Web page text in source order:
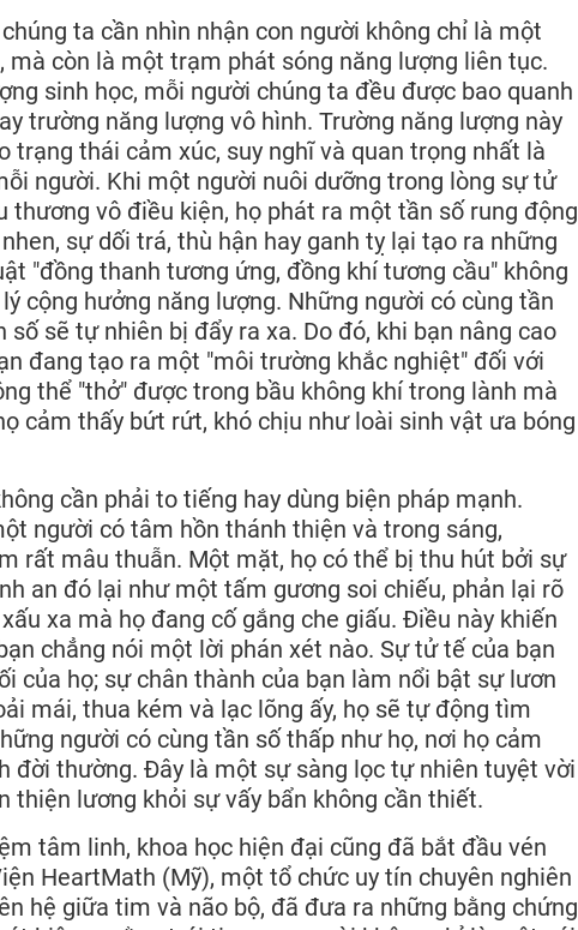
ta cần nhìn nhận con người không chỉ là một
còn là một trạm phát sóng năng lượng liên tục.
sinh học, mỗi người chúng ta đều được bao quanh
trường năng lượng vô hình. Trường năng lượng này
trạng thái cảm xúc, suy nghĩ và quan trọng nhất là
người. Khi một người nuôi dưỡng trong lòng sự tử
thương vô điều kiện, họ phát ra một tần số rung động
sự dối trá, thù hận hay ganh tỵ lại tạo ra những
"đồng thanh tương ứng, đồng khí tương cầu" không
cộng hưởng năng lượng. Những người có cùng tần
sẽ tự nhiên bị đẩy ra xa. Do đó, khi bạn nâng cao
đang tạo ra một "môi trường khắc nghiệt" đối với
thể "thở" được trong bầu không khí trong lành mà
cảm thấy bứt rứt, khó chịu như loài sinh vật ưa bóng
cần phải to tiếng hay dùng biện pháp mạnh.
người có tâm hồn thánh thiện và trong sáng,
rất mâu thuẫn. Một mặt, họ có thể bị thu hút bởi sự
an đó lại như một tấm gương soi chiếu, phản lại rõ
xa mà họ đang cố gắng che giấu. Điều này khiến
chẳng nói một lời phán xét nào. Sự tử tế của bạn
của họ; sự chân thành của bạn làm nổi bật sự lươn
mái, thua kém và lạc lõng ấy, họ sẽ tự động tìm
người có cùng tần số thấp như họ, nơi họ cảm
đời thường. Đây là một sự sàng lọc tự nhiên tuyệt vời
thiện lương khỏi sự vấy bẩn không cần thiết.
tâm linh, khoa học hiện đại cũng đã bắt đầu vén
HeartMath (Mỹ), một tổ chức uy tín chuyên nghiên
hệ giữa tim và não bộ, đã đưa ra những bằng chứng